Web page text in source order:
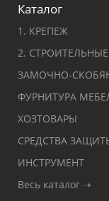
Каталог
1. КРЕПЕЖ
2.
ЗАМОЧНО-
ФУРНИТУРА
ХОЗТОВАРЫ
СРЕДСТВА
ИНСТРУМЕНТ
Весь каталог ➝